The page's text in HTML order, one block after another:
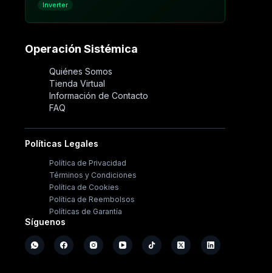
Inverter
Operación Sistémica
Quiénes Somos
Tienda Virtual
Información de Contacto
FAQ
Políticas Legales
Política de Privacidad
Términos y Condiciones
Política de Cookies
Política de Reembolsos
Políticas de Garantía
Síguenos